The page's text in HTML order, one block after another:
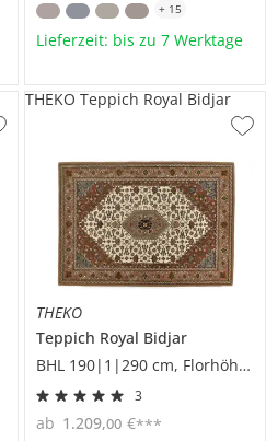
+ 15
Lieferzeit: bis zu 7 Werktage
THEKO
Teppich Royal Bidjar
BHL 190|1|290 cm, Florhöhe 1,2 cm
3
ab 1.209,00 €***
THEKO Teppich Royal Bidjar